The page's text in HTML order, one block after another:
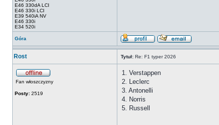
E46 330dA LCI
E46 330i LCI
E39 540iA NV
E46 330i
E34 520i
Góra
Rost Tytuł: Re: F1 typer 2026
Fan włoszczyzny
Posty: 2519
1. Verstappen
2. Leclerc
3. Antonelli
4. Norris
5. Russell